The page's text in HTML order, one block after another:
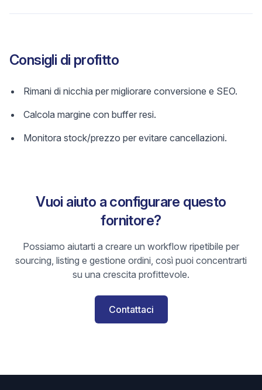
Consigli di profitto
Rimani di nicchia per migliorare conversione e SEO.
Calcola margine con buffer resi.
Monitora stock/prezzo per evitare cancellazioni.
Vuoi aiuto a configurare questo
fornitore?
Possiamo aiutarti a creare un workflow ripetibile per
sourcing, listing e gestione ordini, così puoi concentrarti
su una crescita profittevole.
Contattaci